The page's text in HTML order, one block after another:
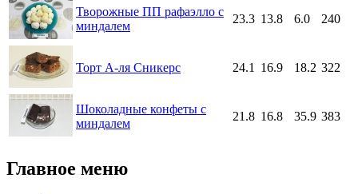
Творожные ПП рафаэлло с
миндалем
23.3 13.8 6.0 240
Торт А-ля Сникерс 24.1 16.9 18.2 322
Шоколадные конфеты с
миндалем
21.8 16.8 35.9 383
Главное меню